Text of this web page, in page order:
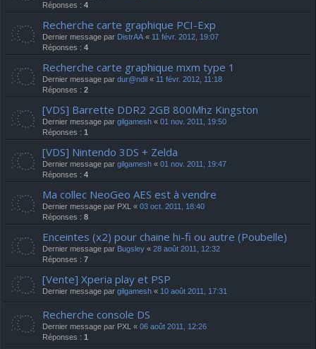
Réponses : 4
Recherche carte graphique PCI-Exp
Dernier message par DistrAA « 11 févr. 2012, 19:07
Réponses : 4
Recherche carte graphique mxm type 1
Dernier message par dur@ndil « 11 févr. 2012, 11:18
Réponses : 2
[VDS] Barrette DDR2 2GB 800Mhz Kingston
Dernier message par gilgamesh « 01 nov. 2011, 19:50
Réponses : 1
[VDS] Nintendo 3DS + Zelda
Dernier message par gilgamesh « 01 nov. 2011, 19:47
Réponses : 4
Ma collec NeoGeo AES est à vendre
Dernier message par PXL « 03 oct. 2011, 18:40
Réponses : 8
Enceintes (x2) pour chaine hi-fi ou autre (Poubelle)
Dernier message par Bugsley « 28 août 2011, 12:32
Réponses : 7
[Vente] Xperia play et PSP
Dernier message par gilgamesh « 10 août 2011, 17:31
Recherche console DS
Dernier message par PXL « 06 août 2011, 12:26
Réponses : 1